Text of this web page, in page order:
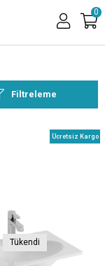
0
Filtreleme
Tükendi
Ücretsiz Kargo